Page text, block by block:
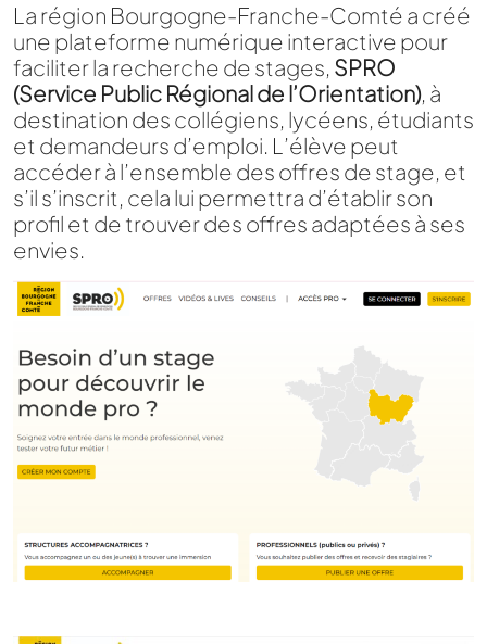
La région Bourgogne-Franche-Comté a créé
une plateforme numérique interactive pour
faciliter la recherche de stages, SPRO
(Service Public Régional de l’Orientation), à
destination des collégiens, lycéens, étudiants
et demandeurs d’emploi. L’élève peut
accéder à l’ensemble des offres de stage, et
s’il s’inscrit, cela lui permettra d’établir son
profil et de trouver des offres adaptées à ses
envies.